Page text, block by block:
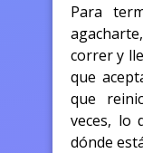
Para
correr y
que
que
veces, lo
dónde